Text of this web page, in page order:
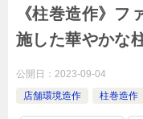
《柱巻造作》フ
施した華やかな
公開日： 2023-09-04
店舗環境造作
柱巻造作